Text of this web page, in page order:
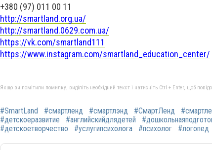
+380 (97) 011 00 11
http://smartland.org.ua/
http://smartland.0629.com.ua/
https://vk.com/smartland111
https://www.instagram.com/smartland_education_center/
Якщо ви помітили помилку, виділіть необхідний текст і натисніть Ctrl + Enter, щоб
#SmartLand #смартленд #смартлэнд #СмартЛенд
#детскоеразвитие
#английскийдлядетей
#детскоетворчество
#услугипсихолога #психолог #логопед